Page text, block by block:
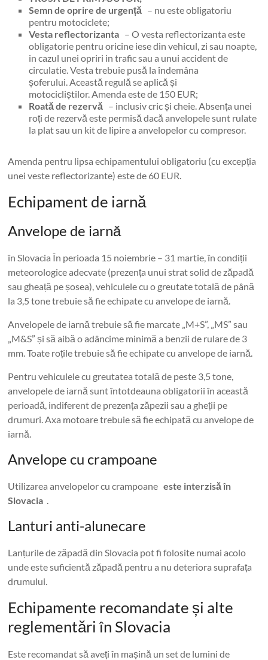
Semn de oprire de urgență – nu este obligatoriu
pentru motociclete;
Vesta reflectorizanta – O vesta reflectorizanta este
obligatorie pentru oricine iese din vehicul, zi sau noapte,
in cazul unei opriri in trafic sau a unui accident de
circulatie. Vesta trebuie pusă la îndemâna
șoferului. Această regulă se aplică și
motocicliștilor. Amenda este de 150 EUR;
Roată de rezervă – inclusiv cric și cheie. Absența unei
roți de rezervă este permisă dacă anvelopele sunt rulate
la plat sau un kit de lipire a anvelopelor cu compresor.
Amenda pentru lipsa echipamentului obligatoriu (cu excepția
unei veste reflectorizante) este de 60 EUR.
Echipament de iarnă
Anvelope de iarnă
în Slovacia În perioada 15 noiembrie – 31 martie, în condiții
meteorologice adecvate (prezența unui strat solid de zăpadă
sau gheață pe șosea), vehiculele cu o greutate totală de până
la 3,5 tone trebuie să fie echipate cu anvelope de iarnă.
Anvelopele de iarnă trebuie să fie marcate „M+S”, „MS” sau
„M&S” și să aibă o adâncime minimă a benzii de rulare de 3
mm. Toate roțile trebuie să fie echipate cu anvelope de iarnă.
Pentru vehiculele cu greutatea totală de peste 3,5 tone,
anvelopele de iarnă sunt întotdeauna obligatorii în această
perioadă, indiferent de prezența zăpezii sau a gheții pe
drumuri. Axa motoare trebuie să fie echipată cu anvelope de
iarnă.
Anvelope cu crampoane
Utilizarea anvelopelor cu crampoaneeste interzisă în
Slovacia
Lanturi anti-alunecare
Lanțurile de zăpadă din Slovacia pot fi folosite numai acolo
unde este suficientă zăpadă pentru a nu deteriora suprafața
drumului.
Echipamente recomandate și alte
reglementări în Slovacia
Este recomandat să aveți în mașină un set de lumini de